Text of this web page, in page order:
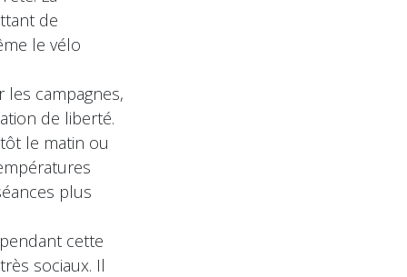
de
le vélo
les campagnes,
de liberté.
le matin ou
plus
cette
sociaux. Il